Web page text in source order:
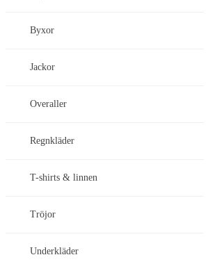
Byxor
Jackor
Overaller
Regnkläder
T-shirts & linnen
Tröjor
Underkläder